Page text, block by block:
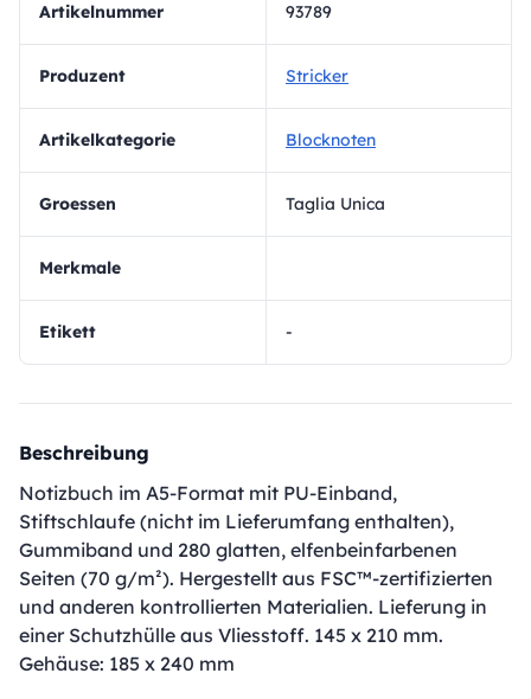
Artikelnummer 93789
Produzent Stricker
Artikelkategorie Blocknoten
Groessen Taglia Unica
Merkmale
Etikett -
Beschreibung
Notizbuch im A5-Format mit PU-Einband,
Stiftschlaufe (nicht im Lieferumfang enthalten),
Gummiband und 280 glatten, elfenbeinfarbenen
Seiten (70 g/m²). Hergestellt aus FSC™-zertifizierten
und anderen kontrollierten Materialien. Lieferung in
einer Schutzhülle aus Vliesstoff. 145 x 210 mm.
Gehäuse: 185 x 240 mm